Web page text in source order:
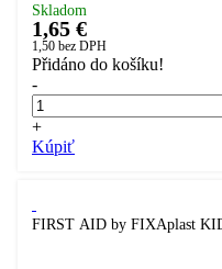
Skladom
1,65 €
1,50 bez DPH
Přidáno do košíku!
-
+
Kúpiť